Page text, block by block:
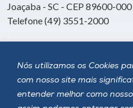
Nós utilizamos os Cookies
com nosso site mais
entender melhor como
Joaçaba - SC - CEP 89600-000
Telefone (49) 3551-2000
Siga a Unoesc